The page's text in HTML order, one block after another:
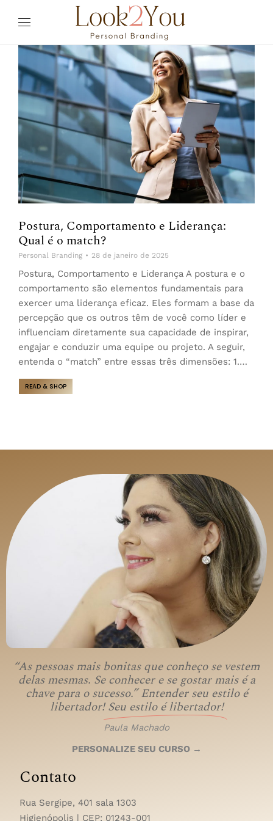
Postura, Comportamento e Liderança:
Qual é o match?
Personal Branding 28 de janeiro de 2025
Postura, Comportamento e Liderança A postura e o
comportamento são elementos fundamentais para
exercer uma liderança eficaz. Eles formam a base da
percepção que os outros têm de você como líder e
influenciam diretamente sua capacidade de inspirar,
engajar e conduzir uma equipe ou projeto. A seguir,
entenda o “match” entre essas três dimensões: 1.…
READ & SHOP
“As pessoas mais bonitas que conheço se vestem
delas mesmas. Se conhecer e se gostar mais é a
chave para o sucesso.” Entender seu estilo é
libertador! Seu estilo é libertador!
Paula Machado
PERSONALIZE SEU CURSO →
Contato
Rua Sergipe, 401 sala 1303
Higienópolis | CEP: 01243-001